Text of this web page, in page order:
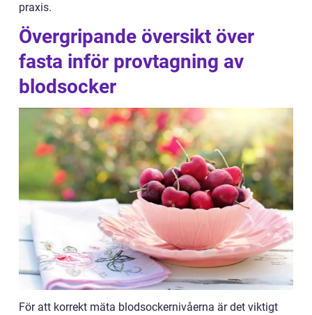
praxis.
Övergripande översikt över
fasta inför provtagning av
blodsocker
För att korrekt mäta blodsockernivåerna är det viktigt